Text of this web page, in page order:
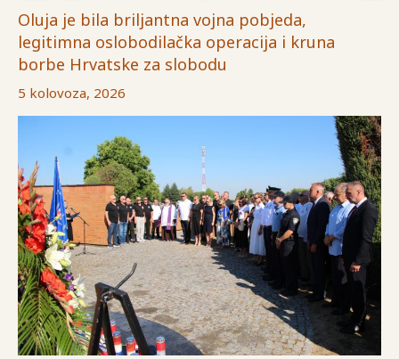
Oluja je bila briljantna vojna pobjeda,
legitimna oslobodilačka operacija i kruna
borbe Hrvatske za slobodu
5 kolovoza, 2026